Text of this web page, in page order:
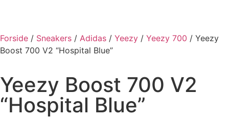
Forside / Sneakers / Adidas / Yeezy / Yeezy 700 / Yeezy
Boost 700 V2 “Hospital Blue”
Yeezy Boost 700 V2
“Hospital Blue”